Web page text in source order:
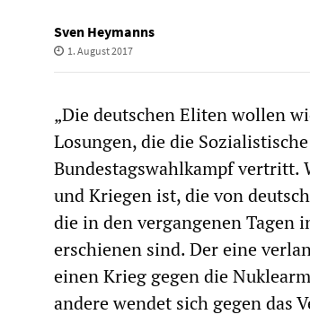
Sven Heymanns
1. August 2017
„Die deutschen Eliten wollen
Losungen, die die
Bundestagswahlkampf
und Kriegen ist, die von
die in den vergangenen Tagen
erschienen sind. Der eine
einen Krieg gegen die
andere wendet sich gegen das